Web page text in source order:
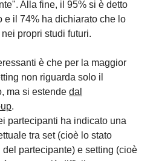
Alla fine, il 95% si è detto
e il 74% ha dichiarato che lo
propri studi futuri.
è che per la maggior
non riguarda solo il
ma si estende dal
.
partecipanti ha indicato una
tra set (cioè lo stato
partecipante) e setting (cioè